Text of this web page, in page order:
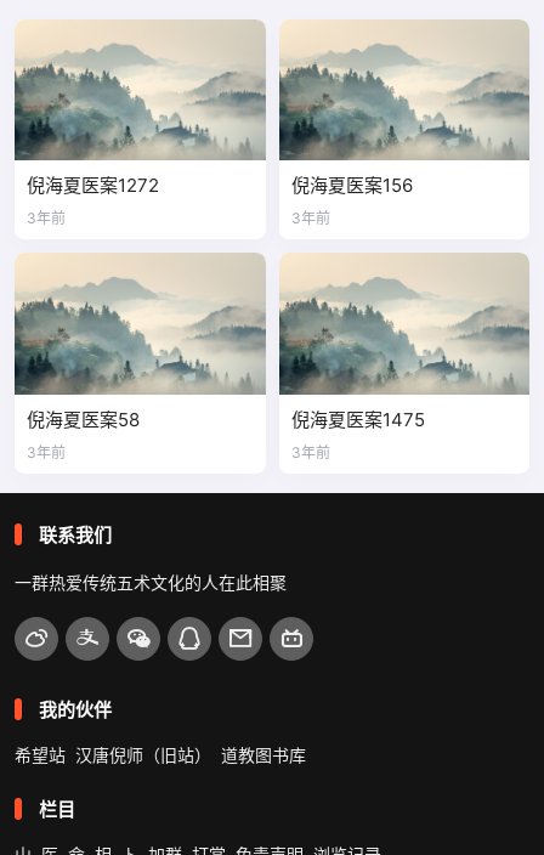
倪海夏医案1272
3年前
倪海夏医案156
3年前
倪海夏医案58
3年前
倪海夏医案1475
3年前
联系我们
一群热爱传统五术文化的人在此相聚
我的伙伴
希望站 汉唐倪师（旧站） 道教图书库
栏目